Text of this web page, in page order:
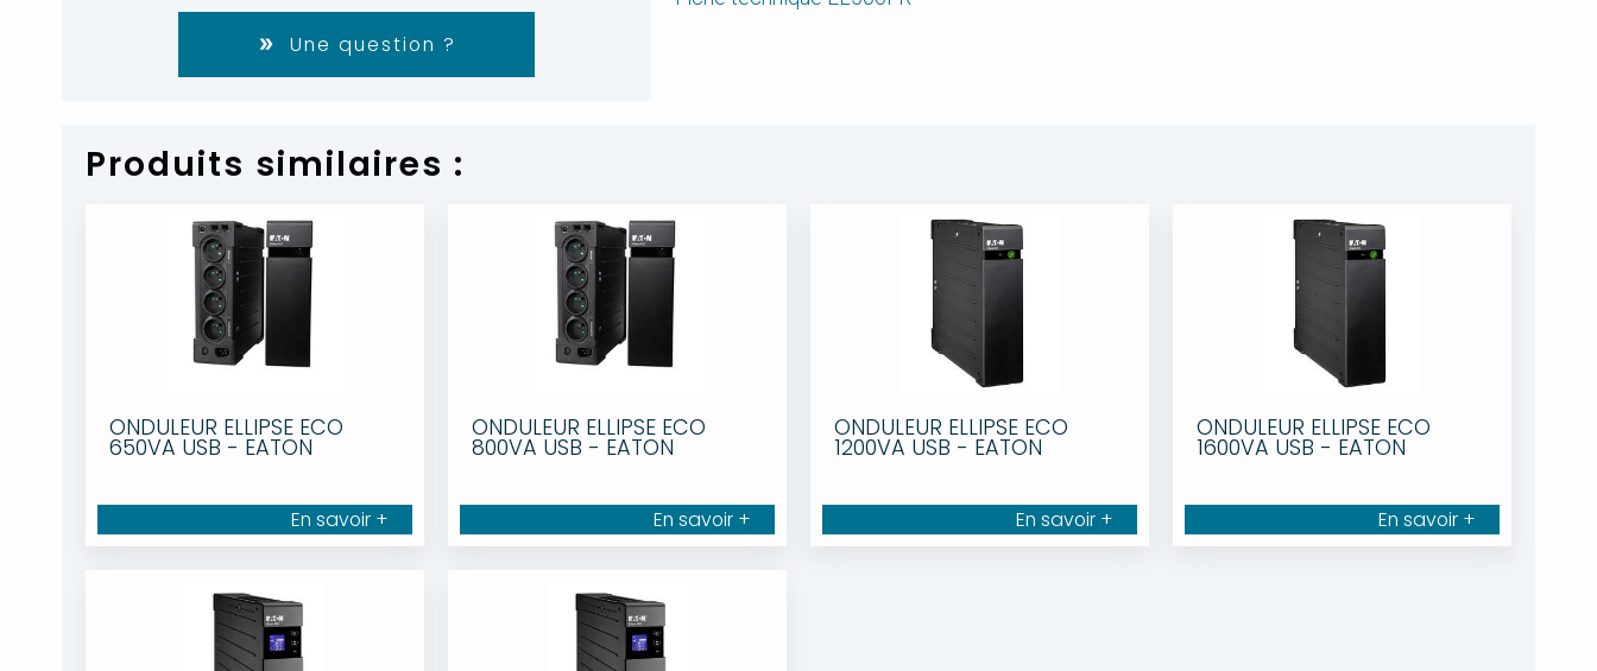
Une question ?
Produits similaires :
ONDULEUR ELLIPSE ECO
650VA USB - EATON
En savoir +
ONDULEUR ELLIPSE ECO
800VA USB - EATON
En savoir +
ONDULEUR ELLIPSE ECO
1200VA USB - EATON
En savoir +
ONDULEUR ELLIPSE ECO
1600VA USB - EATON
En savoir +